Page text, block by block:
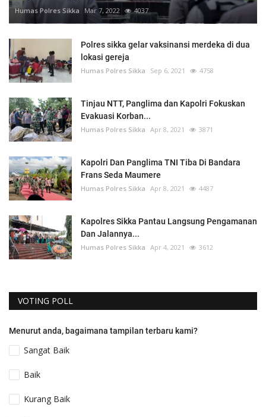
Humas Polres Sikka Mar 7, 2022 4037
Polres sikka gelar vaksinansi merdeka di dua
lokasi gereja
Humas Polres Sikka Sep 6, 2021 4758
Tinjau NTT, Panglima dan Kapolri Fokuskan
Evakuasi Korban...
Humas Polres Sikka Apr 8, 2021 3871
Kapolri Dan Panglima TNI Tiba Di Bandara
Frans Seda Maumere
Humas Polres Sikka Apr 8, 2021 4487
Kapolres Sikka Pantau Langsung Pengamanan
Dan Jalannya...
Humas Polres Sikka Apr 4, 2021 3612
VOTING POLL
Menurut anda, bagaimana tampilan terbaru kami?
Sangat Baik
Baik
Kurang Baik